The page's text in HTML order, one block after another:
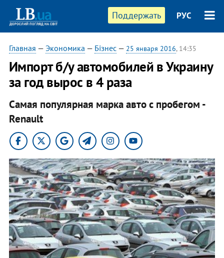
Поддержать РУС
Главная — Экономика — Бізнес— 25 января 2016, 14:35
Импорт б/у автомобилей в Украину
за год вырос в 4 раза
Самая популярная марка авто с пробегом -
Renault